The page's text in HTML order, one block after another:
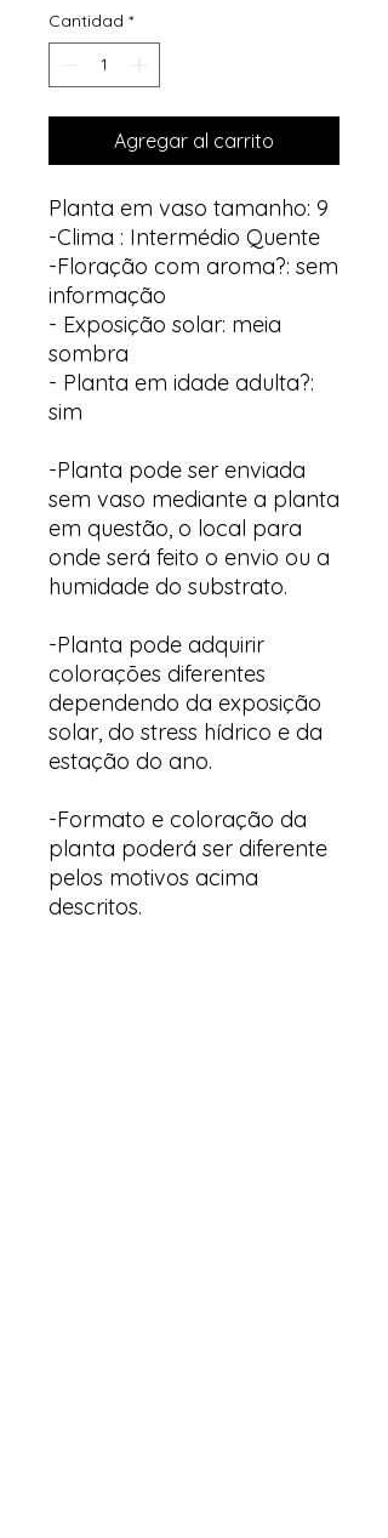
Cantidad *
Agregar al carrito
Planta em vaso tamanho: 9
-Clima : Intermédio Quente
-Floração com aroma?: sem
informação
- Exposição solar: meia
sombra
- Planta em idade adulta?:
sim
-Planta pode ser enviada
sem vaso mediante a planta
em questão, o local para
onde será feito o envio ou a
humidade do substrato.
-Planta pode adquirir
colorações diferentes
dependendo da exposição
solar, do stress hídrico e da
estação do ano.
-Formato e coloração da
planta poderá ser diferente
pelos motivos acima
descritos.